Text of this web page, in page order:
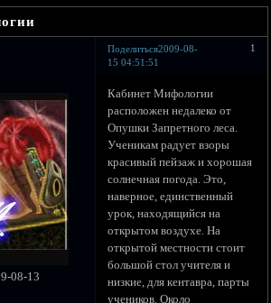
Поделиться 1
2009-08-
15 04:51:51
08-13
Кабинет Мифологии
расположен недалеко от
Опушки Запретного леса.
Ученикам радует взоры
красивый пейзаж и хорошая
солнечная погода. Это,
наверное, единственный
урок, находящийся на
открытом воздухе. На
открытой местности стоит
большой стол учителя и
низкие, для кентавра, парты
учеников. Около